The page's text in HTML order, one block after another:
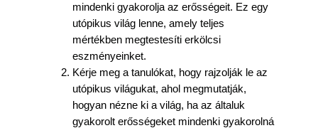
mindenki gyakorolja az erősségeit. Ez egy
utópikus világ lenne, amely teljes
mértékben megtestesíti erkölcsi
eszményeinket.
Kérje meg a tanulókat, hogy rajzolják le az
utópikus világukat, ahol megmutatják,
hogyan nézne ki a világ, ha az általuk
gyakorolt erősségeket mindenki gyakorolná